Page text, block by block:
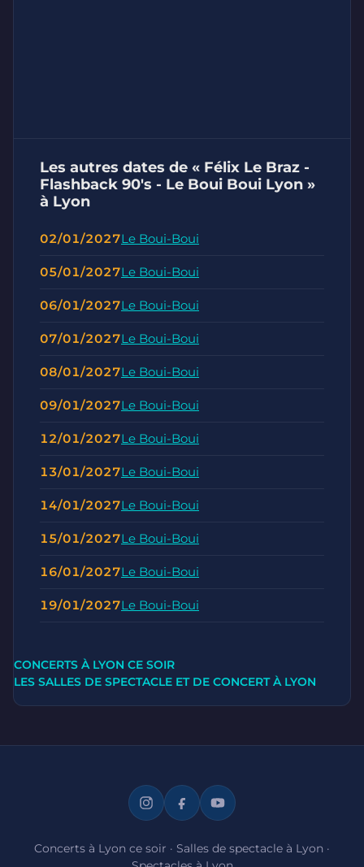
Les autres dates de « Félix Le Braz -
Flashback 90's - Le Boui Boui Lyon »
à Lyon
02/01/2027Le Boui-Boui
05/01/2027Le Boui-Boui
06/01/2027Le Boui-Boui
07/01/2027Le Boui-Boui
08/01/2027Le Boui-Boui
09/01/2027Le Boui-Boui
12/01/2027Le Boui-Boui
13/01/2027Le Boui-Boui
14/01/2027Le Boui-Boui
15/01/2027Le Boui-Boui
16/01/2027Le Boui-Boui
19/01/2027Le Boui-Boui
CONCERTS À LYON CE SOIR
LES SALLES DE SPECTACLE ET DE CONCERT À LYON
Concerts à Lyon ce soir · Salles de spectacle à Lyon ·